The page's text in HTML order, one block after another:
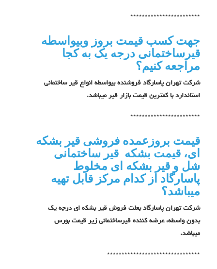
************************
جهت کسب قیمت بروز وبیواسطه
قیرساختمانی درجه یک به کجا
مراجعه کنیم؟
شرکت تهران پاسارگاد فروشنده بیواسطه انواع قیر ساختمانی
استاندارد با کمترین قیمت بازار قیر میباشد.
************************
قیمت بروزعمده فروشی قیر بشکه
ای، قیمت بشکه قیر ساختمانی
شل و قیر بشکه ای مخلوط
پاسارگاد از کدام مرکز قابل تهیه
میباشد؟
شرکت تهران پاسارگاد بعلت فروش قیر بشکه ای درجه یک
بدون واسطه، عرضه کننده قیرساختمانی زیر قیمت بورس
میباشد.
********************************